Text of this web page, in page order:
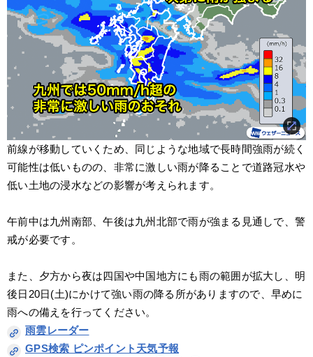
前線が移動していくため、同じような地域で長時間強雨が続く
可能性は低いものの、非常に激しい雨が降ることで道路冠水や
低い土地の浸水などの影響が考えられます。
午前中は九州南部、午後は九州北部で雨が強まる見通しで、警
戒が必要です。
また、夕方から夜は四国や中国地方にも雨の範囲が拡大し、明
後日20日(土)にかけて強い雨の降る所がありますので、早めに
雨への備えを行ってください。
雨雲レーダー
GPS検索 ピンポイント天気予報